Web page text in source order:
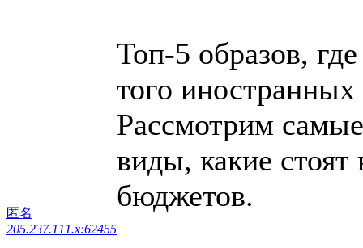
匿名
205.237.111.x:62455
Топ-5 образов,
того
Рассмотрим
виды, какие
бюджетов.